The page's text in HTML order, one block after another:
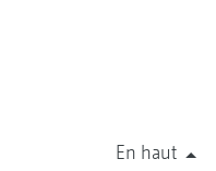
En haut